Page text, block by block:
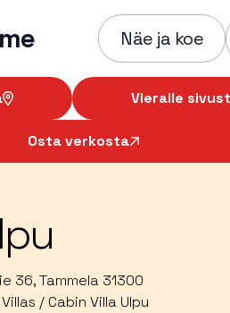
Näe ja koe
Vieraile
Osta verkosta
36, Tammela 31300
/ Cabin Villa Ulpu